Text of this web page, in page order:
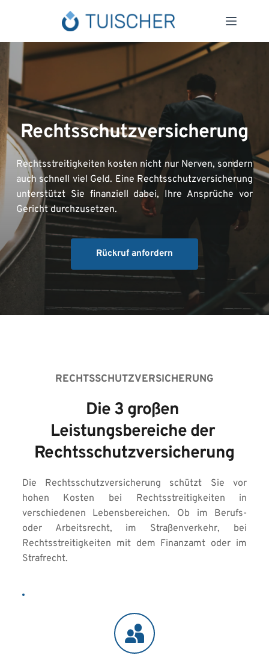
Rechtsschutzversicherung
Rechtsstreitigkeiten kosten nicht nur Nerven, sondern
auch schnell viel Geld. Eine Rechtsschutzversicherung
unterstützt Sie finanziell dabei, Ihre Ansprüche vor
Gericht durchzusetzen.
Rückruf anfordern
RECHTSSCHUTZVERSICHERUNG
Die 3 großen
Leistungsbereiche der
Rechtsschutzversicherung
Die Rechtsschutzversicherung schützt Sie vor
hohen Kosten bei Rechtsstreitigkeiten in
verschiedenen Lebensbereichen. Ob im Berufs-
oder Arbeitsrecht, im Straßenverkehr, bei
Rechtsstreitigkeiten mit dem Finanzamt oder im
Strafrecht.